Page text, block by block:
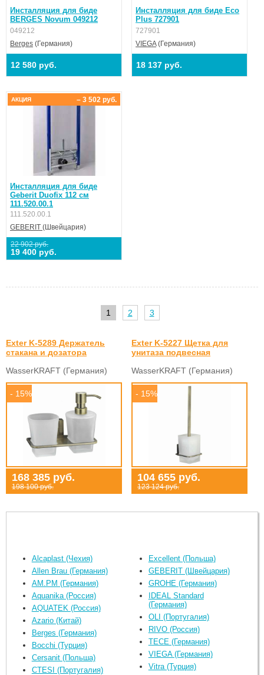
Инсталляция для биде
BERGES Novum 049212
049212
Berges (Германия)
12 580 руб.
Инсталляция для биде Eco
Plus 727901
727901
VIEGA(Германия)
18 137 руб.
Инсталляция для биде
Geberit Duofix 112 см
111.520.00.1
111.520.00.1
GEBERIT (Швейцария)
22 902 руб.
19 400 руб.
– 3 502 руб.
АКЦИЯ
1 2 3
Exter K-5289 Держатель
стакана и дозатора
WasserKRAFT (Германия)
- 15%
168 385 руб.
198 100 руб.
Exter K-5227 Щетка для
унитаза подвесная
WasserKRAFT (Германия)
- 15%
104 655 руб.
123 124 руб.
Alcaplast (Чехия)
Allen Brau (Германия)
AM.PM (Германия)
Aquanika (Россия)
AQUATEK (Россия)
Azario (Китай)
Berges (Германия)
Bocchi (Турция)
Cersanit (Польша)
CTESI (Португалия)
Excellent (Польша)
GEBERIT (Швейцария)
GROHE (Германия)
IDEAL Standard
(Германия)
OLI (Португалия)
RIVO (Россия)
TECE (Германия)
VIEGA (Германия)
Vitra (Турция)